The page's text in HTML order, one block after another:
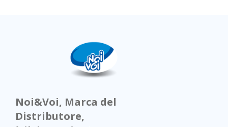
Noi&Voi, Marca del
Distributore,